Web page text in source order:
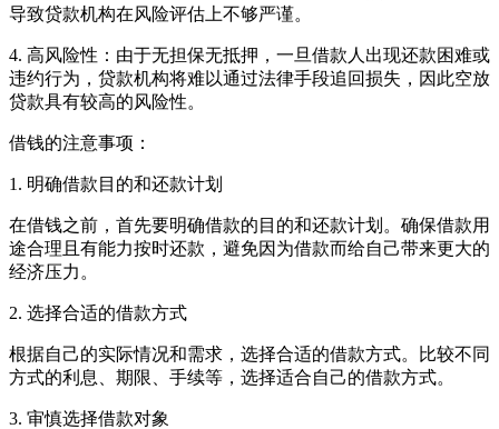
导致贷款机构在风险评估上不够严谨。
4. 高风险性：由于无担保无抵押，一旦借款人出现还款困难或
违约行为，贷款机构将难以通过法律手段追回损失，因此空放
贷款具有较高的风险性。
借钱的注意事项：
1. 明确借款目的和还款计划
在借钱之前，首先要明确借款的目的和还款计划。确保借款用
途合理且有能力按时还款，避免因为借款而给自己带来更大的
经济压力。
2. 选择合适的借款方式
根据自己的实际情况和需求，选择合适的借款方式。比较不同
方式的利息、期限、手续等，选择适合自己的借款方式。
3. 审慎选择借款对象